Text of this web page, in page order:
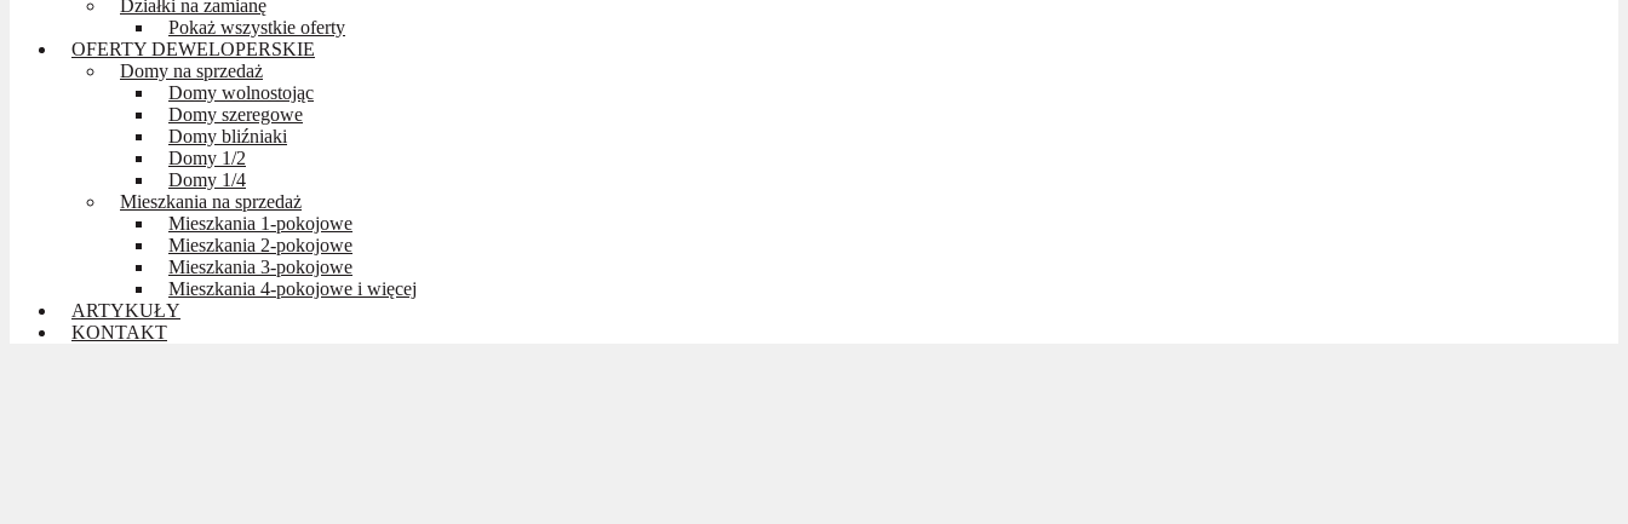
Działki na zamianę
Pokaż wszystkie oferty
OFERTY DEWELOPERSKIE
Domy na sprzedaż
Domy wolnostojąc
Domy szeregowe
Domy bliźniaki
Domy 1/2
Domy 1/4
Mieszkania na sprzedaż
Mieszkania 1-pokojowe
Mieszkania 2-pokojowe
Mieszkania 3-pokojowe
Mieszkania 4-pokojowe i więcej
ARTYKUŁY
KONTAKT